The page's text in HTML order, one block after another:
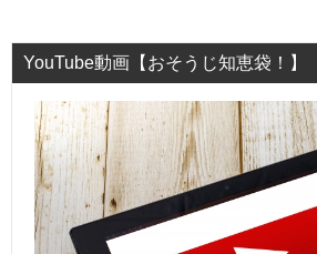
YouTube動画【おそうじ知恵袋！】